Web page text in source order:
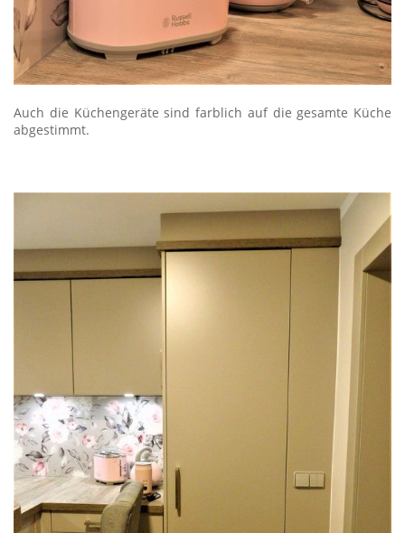
Auch die Küchengeräte sind farblich auf die gesamte Küche
abgestimmt.